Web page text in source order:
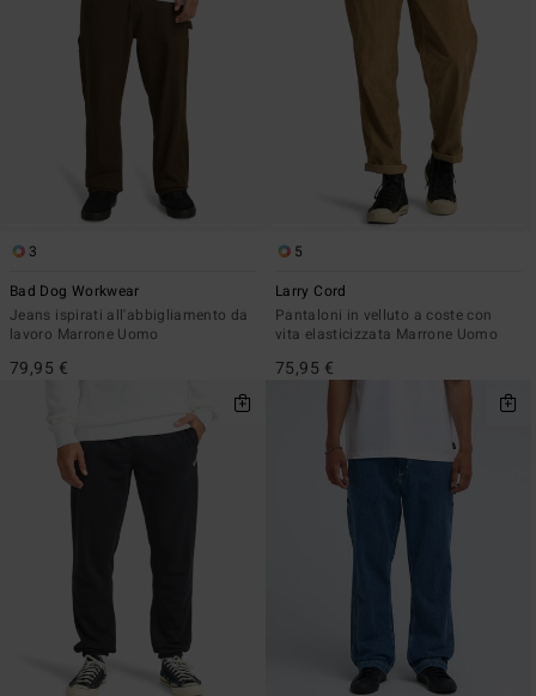
3
Bad Dog Workwear
Jeans ispirati all'abbigliamento da
lavoro Marrone Uomo
79,95 €
5
Larry Cord
Pantaloni in velluto a coste con
vita elasticizzata Marrone Uomo
75,95 €